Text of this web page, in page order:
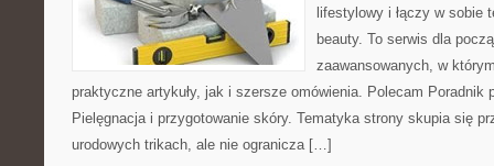
lifestylowy i łączy w sobie
beauty. To serwis dla
zaawansowanych, w
praktyczne artykuły, jak i szersze omówienia. Polecam
Pielęgnacja i przygotowanie skóry. Tematyka strony skupia się
urodowych trikach, ale nie ogranicza […]